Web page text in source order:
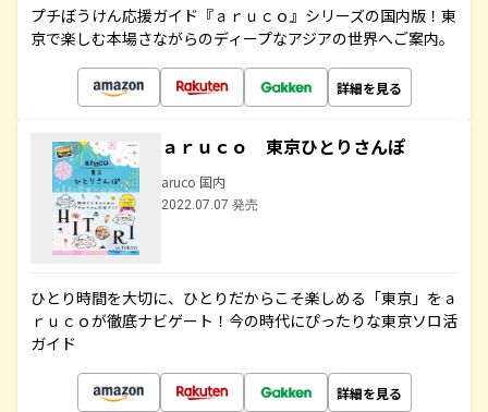
プチぼうけん応援ガイド『ａｒｕｃｏ』シリーズの国内版！東
京で楽しむ本場さながらのディープなアジアの世界へご案内。
詳細を見る
ａｒｕｃｏ 東京ひとりさんぽ
aruco 国内
2022.07.07 発売
ひとり時間を大切に、ひとりだからこそ楽しめる「東京」をａ
ｒｕｃｏが徹底ナビゲート！今の時代にぴったりな東京ソロ活
ガイド
詳細を見る